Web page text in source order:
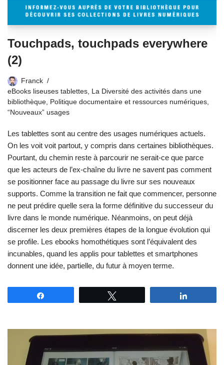
Touchpads, touchpads everywhere
(2)
Franck
eBooks liseuses tablettes, La Diversité des activités dans une
bibliothèque, Politique documentaire et ressources numériques,
“Nouveaux” usages
Les tablettes sont au centre des usages numériques actuels.
On les voit voit partout, y compris dans certaines bibliothèques.
Pourtant, du chemin reste à parcourir ne serait-ce que parce
que les acteurs de l’ex-chaîne du livre ne savent pas comment
se positionner face au passage du livre sur ses nouveaux
supports. Comme la transition ne fait que commencer, personne
ne peut prédire quelle sera la forme définitive du successeur du
livre dans le monde numérique. Néanmoins, on peut déjà
discerner les deux premières étapes de la longue évolution qui
se profile. Les ebooks homothétiques sont l’équivalent des
incunables, quand les applis pour tablettes et smartphones
donnent une idée, partielle, du futur à moyen terme.